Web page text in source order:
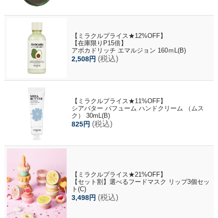
【ミラクルプライス★12%OFF】
【在庫限りP15倍】
アボカドリッチ エマルジョン 160ｍL(B)
2,508円 (税込)
【ミラクルプライス★11%OFF】
シアバター パフューム ハンドクリーム （ムス
ク） 30mL(B)
825円 (税込)
【ミラクルプライス★21%OFF】
【セット割】選べるフードマスク リップ3個セッ
ト(C)
3,498円 (税込)